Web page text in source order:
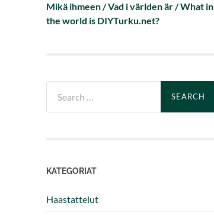
Mikä ihmeen / Vad i världen är / What in
the world is DIYTurku.net?
for:
KATEGORIAT
Haastattelut